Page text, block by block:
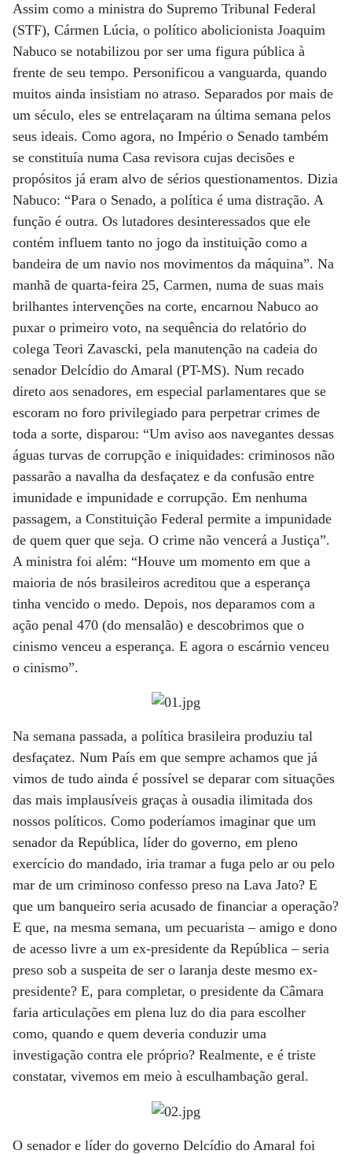
Assim como a ministra do Supremo Tribunal Federal
(STF), Cármen Lúcia, o político abolicionista Joaquim
Nabuco se notabilizou por ser uma figura pública à
frente de seu tempo. Personificou a vanguarda, quando
muitos ainda insistiam no atraso. Separados por mais de
um século, eles se entrelaçaram na última semana pelos
seus ideais. Como agora, no Império o Senado também
se constituía numa Casa revisora cujas decisões e
propósitos já eram alvo de sérios questionamentos. Dizia
Nabuco: “Para o Senado, a política é uma distração. A
função é outra. Os lutadores desinteressados que ele
contém influem tanto no jogo da instituição como a
bandeira de um navio nos movimentos da máquina”. Na
manhã de quarta-feira 25, Carmen, numa de suas mais
brilhantes intervenções na corte, encarnou Nabuco ao
puxar o primeiro voto, na sequência do relatório do
colega Teori Zavascki, pela manutenção na cadeia do
senador Delcídio do Amaral (PT-MS). Num recado
direto aos senadores, em especial parlamentares que se
escoram no foro privilegiado para perpetrar crimes de
toda a sorte, disparou: “Um aviso aos navegantes dessas
águas turvas de corrupção e iniquidades: criminosos não
passarão a navalha da desfaçatez e da confusão entre
imunidade e impunidade e corrupção. Em nenhuma
passagem, a Constituição Federal permite a impunidade
de quem quer que seja. O crime não vencerá a Justiça”.
A ministra foi além: “Houve um momento em que a
maioria de nós brasileiros acreditou que a esperança
tinha vencido o medo. Depois, nos deparamos com a
ação penal 470 (do mensalão) e descobrimos que o
cinismo venceu a esperança. E agora o escárnio venceu
o cinismo”.
Na semana passada, a política brasileira produziu tal
desfaçatez. Num País em que sempre achamos que já
vimos de tudo ainda é possível se deparar com situações
das mais implausíveis graças à ousadia ilimitada dos
nossos políticos. Como poderíamos imaginar que um
senador da República, líder do governo, em pleno
exercício do mandado, iria tramar a fuga pelo ar ou pelo
mar de um criminoso confesso preso na Lava Jato? E
que um banqueiro seria acusado de financiar a operação?
E que, na mesma semana, um pecuarista – amigo e dono
de acesso livre a um ex-presidente da República – seria
preso sob a suspeita de ser o laranja deste mesmo ex-
presidente? E, para completar, o presidente da Câmara
faria articulações em plena luz do dia para escolher
como, quando e quem deveria conduzir uma
investigação contra ele próprio? Realmente, e é triste
constatar, vivemos em meio à esculhambação geral.
O senador e líder do governo Delcídio do Amaral foi